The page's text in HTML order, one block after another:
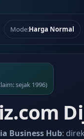
Mode:Harga Normal
sejak 1996)
Business Hub: